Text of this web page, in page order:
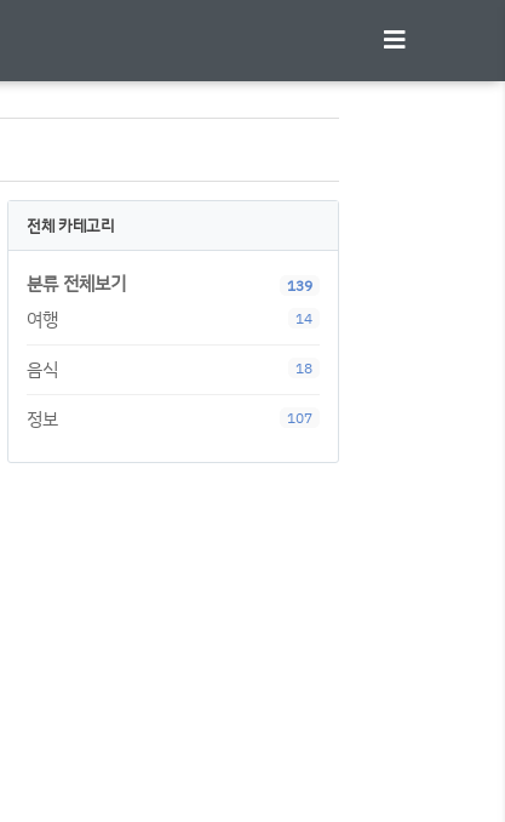
전체 카테고리
분류 전체보기 139
여행 14
음식 18
정보 107